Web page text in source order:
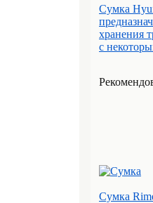
Сумка
хранения
с
Сумка